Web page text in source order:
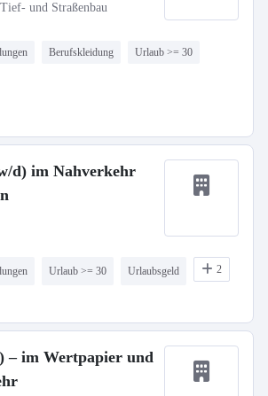
und Straßenbau
Berufskleidung Urlaub >= 30
d) im Nahverkehr
Urlaub >= 30 Urlaubsgeld 2
– im Wertpapier und